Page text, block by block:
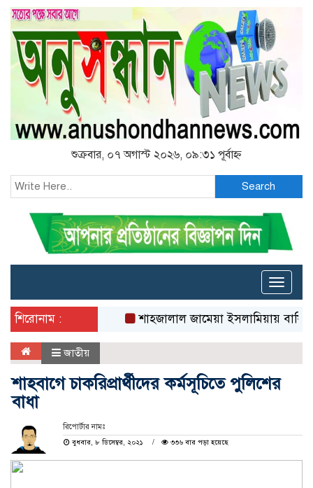
শুক্রবার, ০৭ অগাস্ট ২০২৬, ০৯:৩১ পূর্বাহ্ন
Search
Toggle
শিরোনাম :
শাহজালাল জামেয়া ইসলামিয়ায় বার্ষিক
জাতীয়
শাহবাগে চাকরিপ্রার্থীদের কর্মসূচিতে পুলিশের
বাধা
রিপোর্টার নামঃ
বুধবার, ৮ ডিসেম্বর, ২০২১
৩৩৬ বার পড়া হয়েছে